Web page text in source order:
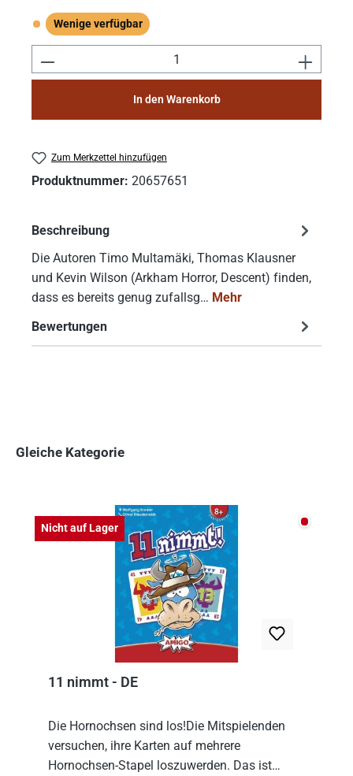
Wenige verfügbar
Wenige verfügbar
Produkt Anzahl: Gib den gewünschten
In den Warenkorb
Zum Merkzettel hinzufügen
Produktnummer: 20657651
Beschreibung
Die Autoren Timo Multamäki, Thomas Klausner
und Kevin Wilson (Arkham Horror, Descent) finden,
dass es bereits genug zufallsg… Mehr
Bewertungen
Gleiche Kategorie
Nicht auf Lager Nicht
11 nimmt - DE
Die Hornochsen sind los!Die Mitspielenden
versuchen, ihre Karten auf mehrere
Hornochsen-Stapel loszuwerden. Das ist